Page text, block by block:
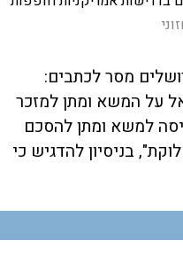
שמירת חופש הפעולה
כולל לבנון
מסר לכתבים:
על המשא ומתן למזכר
למשא ומתן להסכם
בניסיון להדגיש כי